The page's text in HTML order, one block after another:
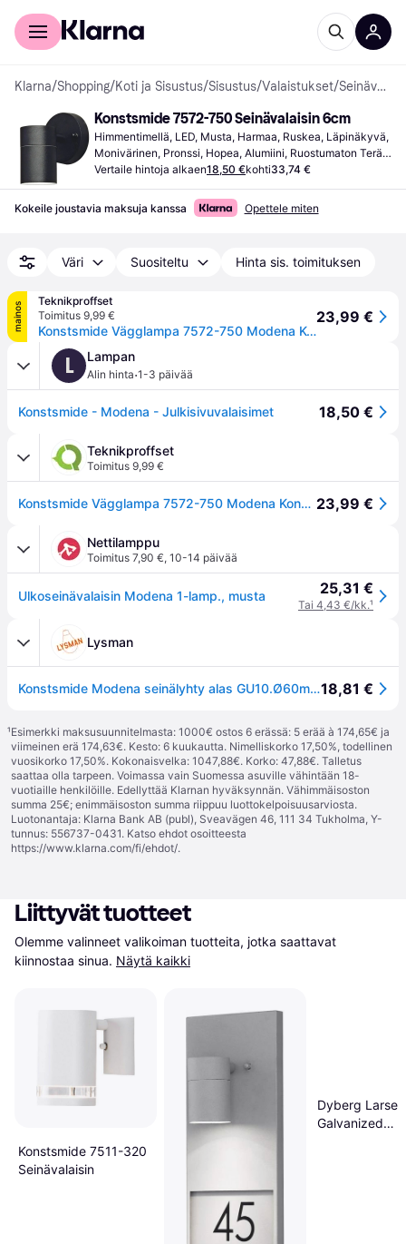
Kuluttajille
Klarna/Shopping/Koti ja Sisustus/Sisustus/Valaistukset/ Seinävalaisimet
Konstsmide 7572-750 Seinävalaisin 6cm
Himmentimellä, LED, Musta, Harmaa, Ruskea, Läpinäkyvä,
Monivärinen, Pronssi, Hopea, Alumiini, Ruostumaton Teräs,
Kromi, Lasi, Alumiini, Teräs, Metalli, Ruostumaton teräs,
Sinkki, IP-luokka: IP44, IP20, IP46, Lampunpidin: E27, E14,
GU10, G10
Vertaile hintoja alkaen18,50 €kohti33,74 €
Kokeile joustavia maksuja kanssa Opettele miten
Väri Suositeltu Hinta sis. toimituksen
mainos
Teknikproffset
Toimitus 9,99 €
Konstsmide Vägglampa 7572-750 Modena Konstsmide
23,99 €
L Lampan
Alin hinta·1-3 päivää
Konstsmide - Modena - Julkisivuvalaisimet 18,50 €
Teknikproffset
Toimitus 9,99 €
Konstsmide Vägglampa 7572-750 Modena Konstsmide 23,99 €
Nettilamppu
Toimitus 7,90 €, 10-14 päivää
Ulkoseinävalaisin Modena 1-lamp., musta 25,31 €
Tai 4,43 €/kk.¹
Lysman
Konstsmide Modena seinälyhty alas GU10.Ø60mm. harmaa 7572-30018,81 €
¹Esimerkki maksusuunnitelmasta: 1000€ ostos 6 erässä: 5 erää à 174,65€ ja
viimeinen erä 174,63€. Kesto: 6 kuukautta. Nimelliskorko 17,50%, todellinen
vuosikorko 17,50%. Kokonaisvelka: 1047,88€. Korko: 47,88€. Talletus
saattaa olla tarpeen. Voimassa vain Suomessa asuville vähintään 18-
vuotiaille henkilöille. Edellyttää Klarnan hyväksynnän. Vähimmäisoston
summa 25€; enimmäisoston summa riippuu luottokelpoisuusarviosta.
Luotonantaja: Klarna Bank AB (publ), Sveavägen 46, 111 34 Tukholma, Y-
tunnus: 556737-0431. Katso ehdot osoitteesta
https://www.klarna.com/fi/ehdot/.
Liittyvät tuotteet
Olemme valinneet valikoiman tuotteita, jotka saattavat
kiinnostaa sinua. Näytä kaikki
Konstsmide 7511-320
Seinävalaisin
Dyberg
Galvanized